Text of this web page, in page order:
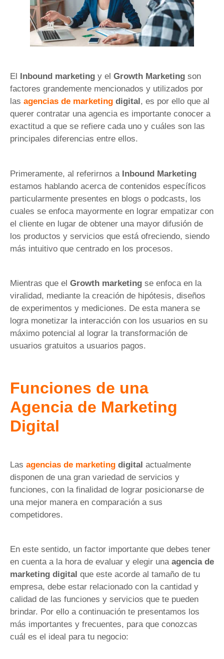
El Inbound marketing y el Growth Marketing son
factores grandemente mencionados y utilizados por
las agencias de marketing digital , es por ello que al
querer contratar una agencia es importante conocer a
exactitud a que se refiere cada uno y cuáles son las
principales diferencias entre ellos.
Primeramente, al referirnos a Inbound Marketing
estamos hablando acerca de contenidos específicos
particularmente presentes en blogs o podcasts, los
cuales se enfoca mayormente en lograr empatizar con
el cliente en lugar de obtener una mayor difusión de
los productos y servicios que está ofreciendo, siendo
más intuitivo que centrado en los procesos.
Mientras que el Growth marketing se enfoca en la
viralidad, mediante la creación de hipótesis, diseños
de experimentos y mediciones. De esta manera se
logra monetizar la interacción con los usuarios en su
máximo potencial al lograr la transformación de
usuarios gratuitos a usuarios pagos.
Funciones de una
Agencia de Marketing
Digital
Las agencias de marketing digital actualmente
disponen de una gran variedad de servicios y
funciones, con la finalidad de lograr posicionarse de
una mejor manera en comparación a sus
competidores.
En este sentido, un factor importante que debes tener
en cuenta a la hora de evaluar y elegir una agencia de
marketing digital que este acorde al tamaño de tu
empresa, debe estar relacionado con la cantidad y
calidad de las funciones y servicios que te pueden
brindar. Por ello a continuación te presentamos los
más importantes y frecuentes, para que conozcas
cuál es el ideal para tu negocio: